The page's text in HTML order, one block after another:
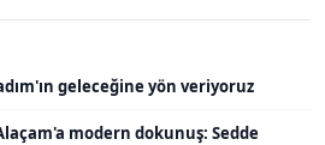
geleceğine yön veriyoruz
modern dokunuş: Sedde